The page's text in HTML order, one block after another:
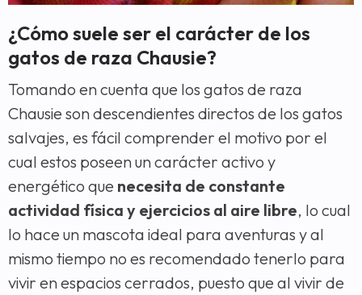
¿Cómo suele ser el carácter de los
gatos de raza Chausie?
Tomando en cuenta que los gatos de raza
Chausie son descendientes directos de los gatos
salvajes, es fácil comprender el motivo por el
cual estos poseen un carácter activo y
energético que necesita de constante
actividad física y ejercicios al aire libre, lo cual
lo hace un mascota ideal para aventuras y al
mismo tiempo no es recomendado tenerlo para
vivir en espacios cerrados, puesto que al vivir de